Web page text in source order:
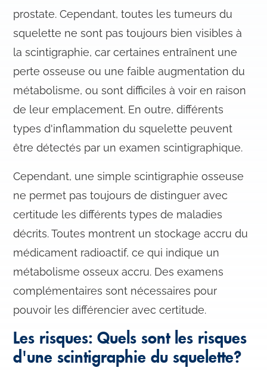
prostate. Cependant, toutes les tumeurs du
squelette ne sont pas toujours bien visibles à
la scintigraphie, car certaines entraînent une
perte osseuse ou une faible augmentation du
métabolisme, ou sont difficiles à voir en raison
de leur emplacement. En outre, différents
types d'inflammation du squelette peuvent
être détectés par un examen scintigraphique.
Cependant, une simple scintigraphie osseuse
ne permet pas toujours de distinguer avec
certitude les différents types de maladies
décrits. Toutes montrent un stockage accru du
médicament radioactif, ce qui indique un
métabolisme osseux accru. Des examens
complémentaires sont nécessaires pour
pouvoir les différencier avec certitude.
Les risques: Quels sont les risques
d'une scintigraphie du squelette?